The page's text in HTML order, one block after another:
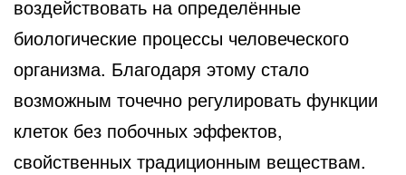
воздействовать на определённые
биологические процессы человеческого
организма. Благодаря этому стало
возможным точечно регулировать функции
клеток без побочных эффектов,
свойственных традиционным веществам.